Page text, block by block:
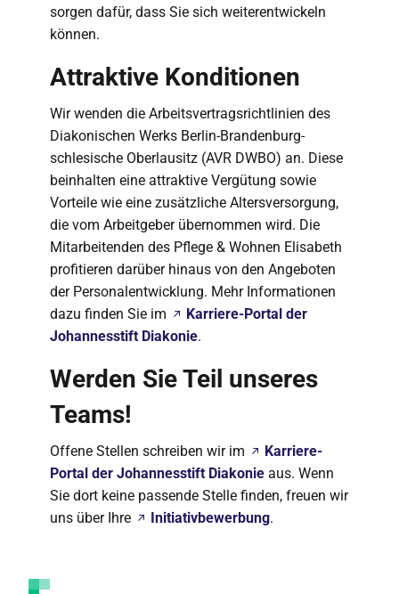
sorgen dafür, dass Sie sich weiterentwickeln
können.
Attraktive Konditionen
Wir wenden die Arbeitsvertragsrichtlinien des
Diakonischen Werks Berlin-Brandenburg-
schlesische Oberlausitz (AVR DWBO) an. Diese
beinhalten eine attraktive Vergütung sowie
Vorteile wie eine zusätzliche Altersversorgung,
die vom Arbeitgeber übernommen wird. Die
Mitarbeitenden des Pflege & Wohnen Elisabeth
profitieren darüber hinaus von den Angeboten
der Personalentwicklung. Mehr Informationen
dazu finden Sie im
Karriere-Portal der
Johannesstift Diakonie.
Werden Sie Teil unseres
Teams!
Offene Stellen schreiben wir im
Karriere-
Portal der Johannesstift Diakonie aus. Wenn
Sie dort keine passende Stelle finden, freuen wir
uns über Ihre
Initiativbewerbung.